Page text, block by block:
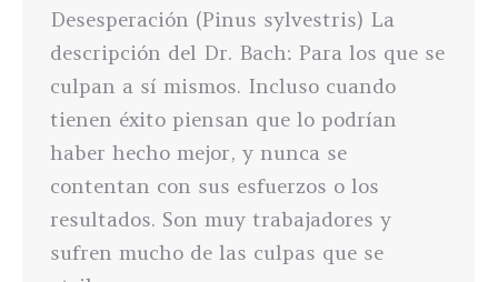
Desesperación (Pinus sylvestris) La
descripción del Dr. Bach: Para los que se
culpan a sí mismos. Incluso cuando
tienen éxito piensan que lo podrían
haber hecho mejor, y nunca se
contentan con sus esfuerzos o los
resultados. Son muy trabajadores y
sufren mucho de las culpas que se